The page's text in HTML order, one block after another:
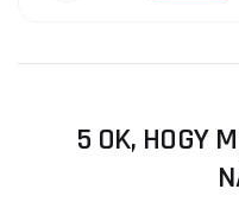
5 OK, HOGY